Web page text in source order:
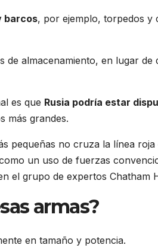
barcos, por ejemplo, torpedos y
de almacenamiento, en lugar de
es que Rusia podría estar
más grandes.
pequeñas no cruza la línea
un uso de fuerzas
el grupo de expertos Chatham
armas?
en tamaño y potencia.